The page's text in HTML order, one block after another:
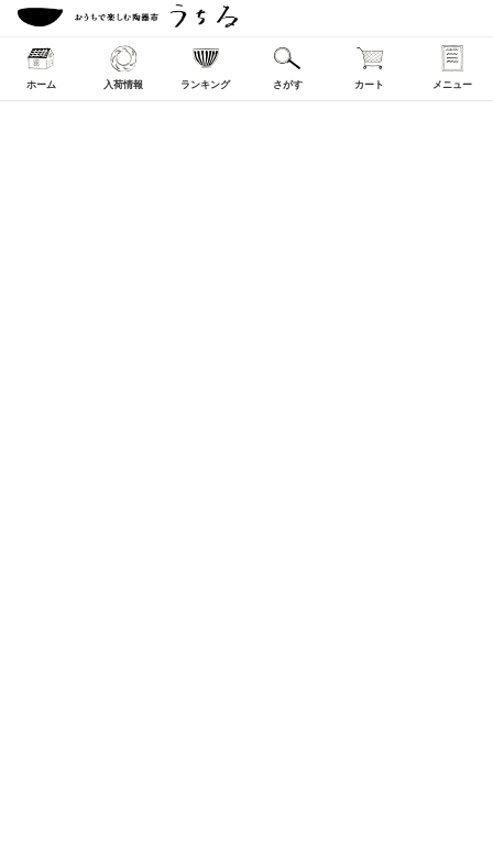
ホーム 入荷情報 ランキング さがす カート メニュー